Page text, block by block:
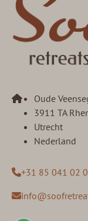
Oude
3911 TA
Utrecht
Nederland
+31 85 041 02